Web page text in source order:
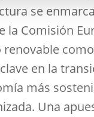
se
la Comisión
renovable
en la
más
Una